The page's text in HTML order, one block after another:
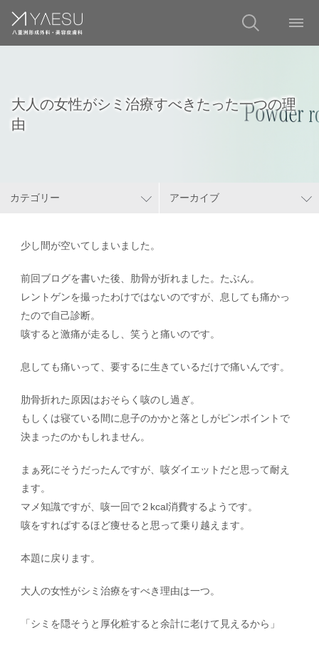
大人の女性がシミ治療すべきたった一つの理
由
カテゴリー アーカイブ
少し間が空いてしまいました。
前回ブログを書いた後、肋骨が折れました。たぶん。
レントゲンを撮ったわけではないのですが、息しても痛かっ
たので自己診断。
咳すると激痛が走るし、笑うと痛いのです。
息しても痛いって、要するに生きているだけで痛いんです。
肋骨折れた原因はおそらく咳のし過ぎ。
もしくは寝ている間に息子のかかと落としがピンポイントで
決まったのかもしれません。
まぁ死にそうだったんですが、咳ダイエットだと思って耐え
ます。
マメ知識ですが、咳一回で２kcal消費するようです。
咳をすればするほど痩せると思って乗り越えます。
本題に戻ります。
大人の女性がシミ治療をすべき理由は一つ。
「シミを隠そうと厚化粧すると余計に老けて見えるから」